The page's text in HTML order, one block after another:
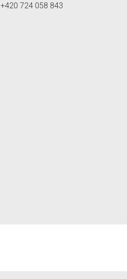
+420 724 058 843